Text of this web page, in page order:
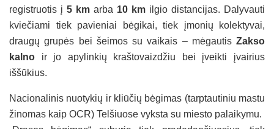
registruotis į 5 km arba 10 km ilgio distancijas. Dalyvauti
kviečiami tiek pavieniai bėgikai, tiek įmonių kolektyvai,
draugų grupės bei šeimos su vaikais – mėgautis Zakso
kalno ir jo apylinkių kraštovaizdžiu bei įveikti įvairius
iššūkius.
Nacionalinis nuotykių ir kliūčių bėgimas (tarptautiniu mastu
žinomas kaip OCR) Telšiuose vyksta su miesto palaikymu.